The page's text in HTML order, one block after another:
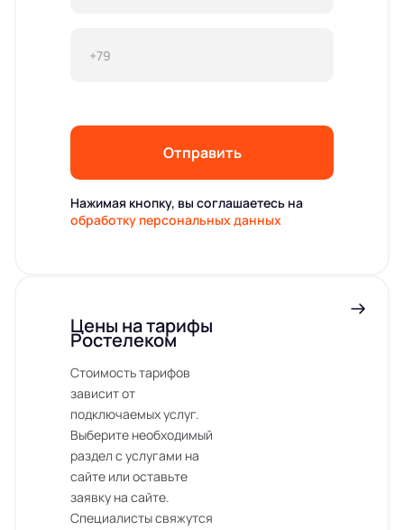
Отправить
Нажимая кнопку, вы соглашаетесь на
обработку персональных данных
Цены на тарифы
Ростелеком
Стоимость тарифов
зависит от
подключаемых услуг.
Выберите необходимый
раздел с услугами на
сайте или оставьте
заявку на сайте.
Специалисты свяжутся